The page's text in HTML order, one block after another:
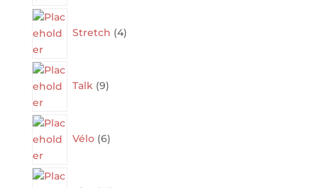
Stretch 4products
Talk 9products
Vélo 6products